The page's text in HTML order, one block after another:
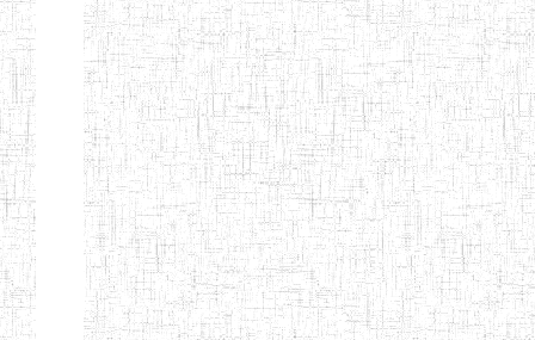
Etablissements
d'enseignement
normal
ENI